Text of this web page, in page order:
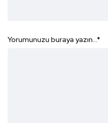
Yorumunuzu buraya yazın...*